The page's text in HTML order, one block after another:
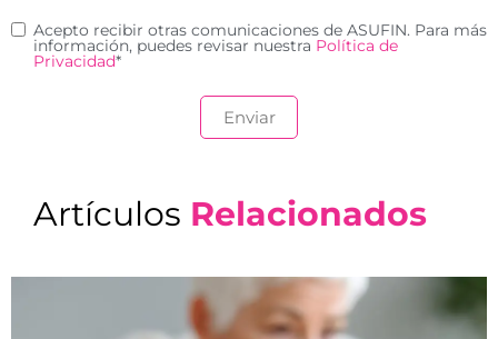
Acepto recibir otras comunicaciones de ASUFIN. Para más
información, puedes revisar nuestra Política de
Privacidad*
Artículos Relacionados